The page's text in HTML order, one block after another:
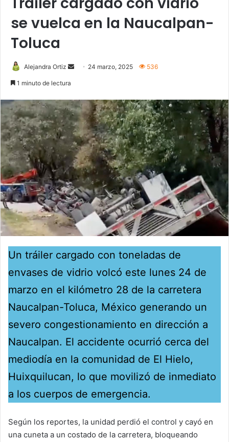
se vuelca en la Naucalpan-
Toluca
Alejandra Ortiz
Send 24 marzo, 2025 536
1 minuto de lectura
Un tráiler cargado con toneladas de
envases de vidrio volcó este lunes 24 de
marzo en el kilómetro 28 de la carretera
Naucalpan-Toluca, México generando un
severo congestionamiento en dirección a
Naucalpan. El accidente ocurrió cerca del
mediodía en la comunidad de El Hielo,
Huixquilucan, lo que movilizó de inmediato
a los cuerpos de emergencia.
Según los reportes, la unidad perdió el control y cayó en
una cuneta a un costado de la carretera, bloqueando